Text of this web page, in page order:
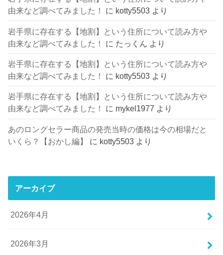
由来など調べてみました！
に kotty5503 より
岩手県に存在する【地割】という住所について読み方や
由来など調べてみました！
に たっくん より
岩手県に存在する【地割】という住所について読み方や
由来など調べてみました！
に kotty5503 より
岩手県に存在する【地割】という住所について読み方や
由来など調べてみました！
に mykel1977 より
あのロングセラー商品の発売当時の価格は今の相場だと
いくら？【おかし編】
に kotty5503 より
アーカイブ
2026年4月
2026年3月